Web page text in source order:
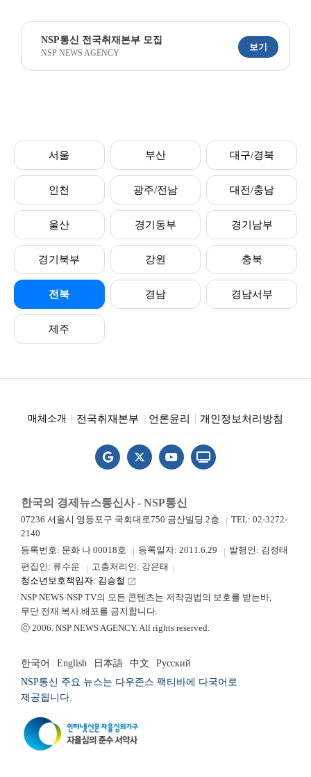
NSP통신 전국취재본부 모집
NSP NEWS AGENCY
보기
서울 부산 대구/경북
인천 광주/전남 대전/충남
울산 경기동부 경기남부
경기북부 강원 충북
전북 경남 경남서부
제주
매체소개 전국취재본부 언론윤리 개인정보처리방침
한국의 경제뉴스통신사 - NSP통신
07236 서울시 영등포구 국회대로750 금산빌딩 2층
TEL: 02-3272-
2140
등록번호: 문화 나 00018호
등록일자: 2011.6.29
발행인: 김정태
편집인: 류수운
고충처리인: 강은태
청소년보호책임자: 김승철 launch
NSP NEWS·NSP TV의 모든 콘텐츠는 저작권법의 보호를 받는바,
무단 전재.복사.배포를 금지합니다.
ⓒ 2006. NSP NEWS AGENCY. All rights reserved.
한국어 English 日本語 中文
Русский
NSP통신 주요 뉴스는 다우존스 팩티바에 다국어로
제공됩니다.